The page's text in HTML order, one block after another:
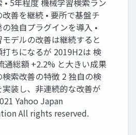
• 5年程度 機械学習検索ラン
善を継続 • 要所で基盤チ
独自プラグインを導入 •
デルの改善は継続すると
ちになるが 2019H2は 検
通総額 +2.2% と大きい成果
検索改善の特徴 2 独自の検
実装し、非連続的な改善が
Yahoo Japan
All rights reserved.